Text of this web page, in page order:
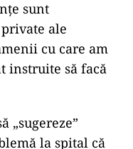
sunt
ale
cu care am
instruite să facă
„sugereze”
la spital că